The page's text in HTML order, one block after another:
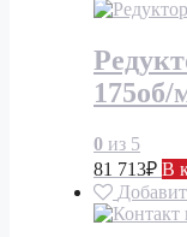
0 из 5
81 713₽ В